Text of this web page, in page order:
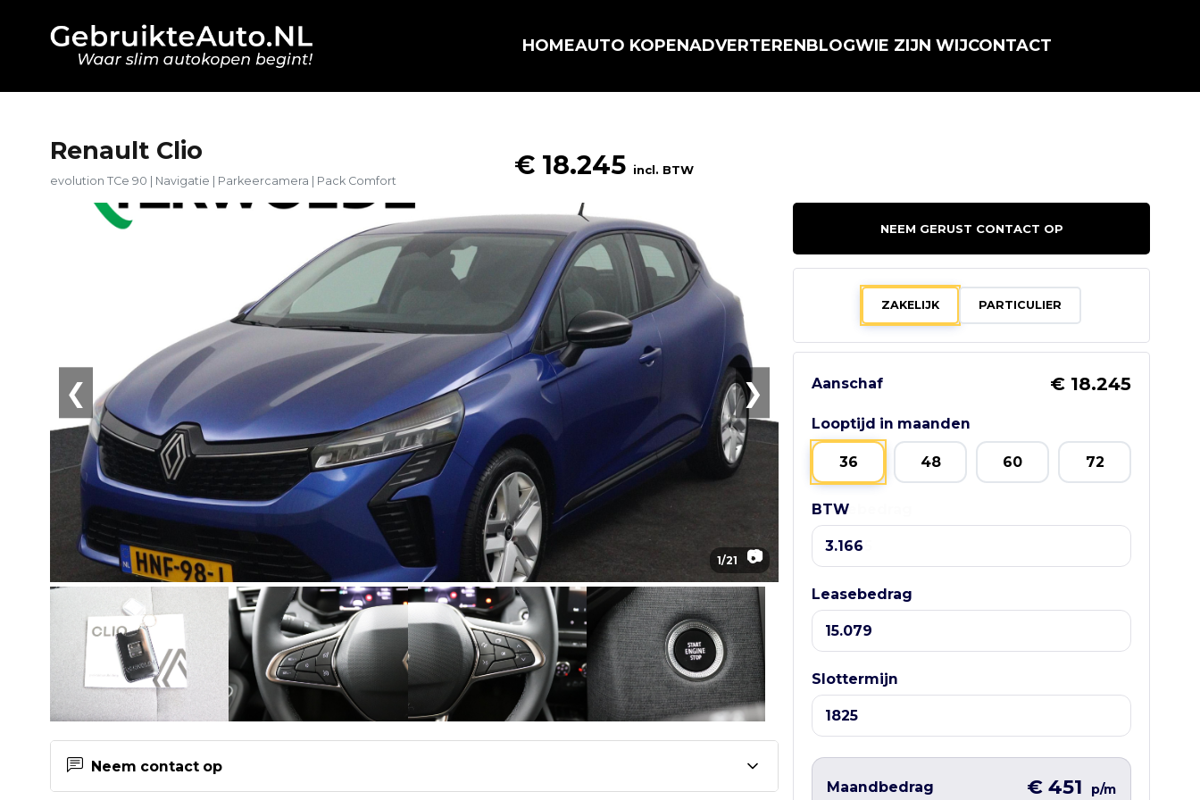
HOMEAUTO KOPENADVERTERENBLOGWIE ZIJN WIJCONTACT
Renault Clio
evolution TCe 90 | Navigatie | Parkeercamera | Pack Comfort
€ 18.245 incl. BTW
❮ ❯
1/21 📷
Neem contact op
NEEM GERUST CONTACT OP
ZAKELIJK PARTICULIER
Aanschaf € 18.245
Looptijd in maanden
36 48 60 72
BTW
Leasebedrag
Leasebedrag
Slottermijn
Maandbedrag € 451 p/m